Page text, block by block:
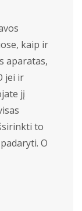
kaip ir
aparatas,
jei ir
jį
to
O